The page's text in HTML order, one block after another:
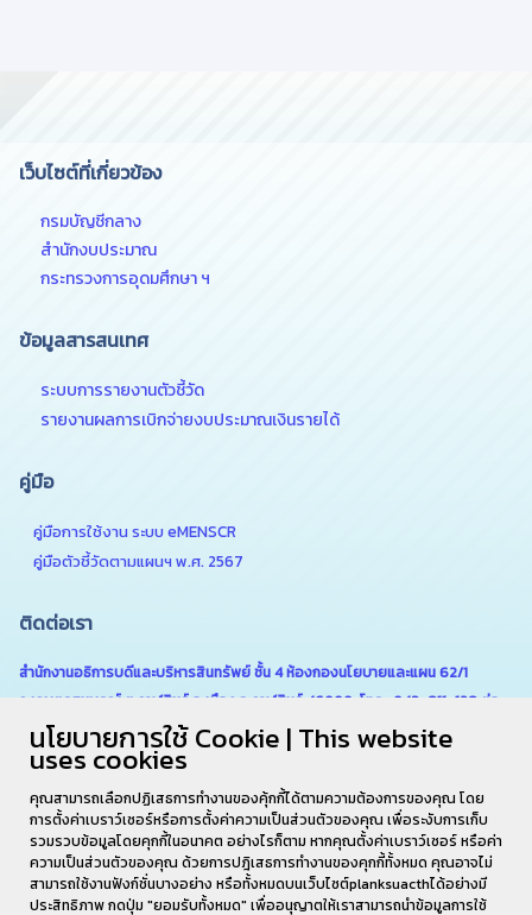
เว็บไซต์ที่เกี่ยวข้อง
กรมบัญชีกลาง
สำนักงบประมาณ
กระทรวงการอุดมศึกษา ฯ
ข้อมูลสารสนเทศ
ระบบการรายงานตัวชี้วัด
รายงานผลการเบิกจ่ายงบประมาณเงินรายได้
คู่มือ
คู่มือการใช้งาน ระบบ eMENSCR
คู่มือตัวชี้วัดตามแผนฯ พ.ศ. 2567
ติดต่อเรา
สำนักงานอธิการบดีและบริหารสินทรัพย์ ชั้น 4 ห้องกองนโยบายและแผน 62/1
ถ.เกษตรสมบูรณ์ ต.กาฬสินธุ์ อ.เมือง จ.กาฬสินธุ์ 46000 โทร . 043-811-128 ต่อ
6180
นโยบายการใช้ Cookie | This website
uses cookies
คุณสามารถเลือกปฏิเสธการทำงานของคุ้กกี้ได้ตามความต้องการของคุณ โดย
การตั้งค่าเบราว์เซอร์หรือการตั้งค่าความเป็นส่วนตัวของคุณ เพื่อระงับการเก็บ
รวมรวบข้อมูลโดยคุกกี้ในอนาคต อย่างไรก็ตาม หากคุณตั้งค่าเบราว์เซอร์ หรือค่า
ความเป็นส่วนตัวของคุณ ด้วยการปฎิเสธการทำงานของคุกกี้ทั้งหมด คุณอาจไม่
สามารถใช้งานฟังก์ชั่นบางอย่าง หรือทั้งหมดบนเว็บไซต์planksuacthได้อย่างมี
ประสิทธิภาพ กดปุ่ม "ยอมรับทั้งหมด" เพื่ออนุญาตให้เราสามารถนำข้อมูลการใช้